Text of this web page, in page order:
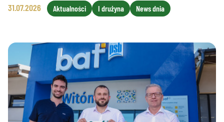
31.07.2026 Aktualności I drużyna News dnia